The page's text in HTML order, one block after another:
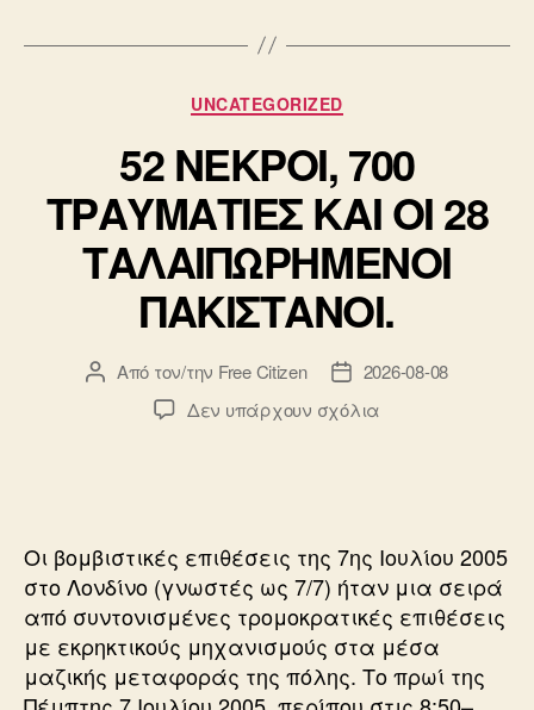
Κατηγορίες
UNCATEGORIZED
52 ΝΕΚΡΟΙ, 700
ΤΡΑΥΜΑΤΙΕΣ ΚΑΙ ΟΙ 28
ΤΑΛΑΙΠΩΡΗΜΕΝΟΙ
ΠΑΚΙΣΤΑΝΟΙ.
Συντάκτης
άρθρου
Από τον/την Free Citizen
Ημ.
δημοσίευσης
2026-08-08
Δεν υπάρχουν σχόλια
ΟΙ
28
ΤΑΛΑΙΠΩΡΗΜΕΝΟΙ
ΠΑΚΙΣΤΑΝΟΙ.
Οι βομβιστικές επιθέσεις της 7ης Ιουλίου 2005
στο Λονδίνο (γνωστές ως 7/7) ήταν μια σειρά
από συντονισμένες τρομοκρατικές επιθέσεις
με εκρηκτικούς μηχανισμούς στα μέσα
μαζικής μεταφοράς της πόλης. Το πρωί της